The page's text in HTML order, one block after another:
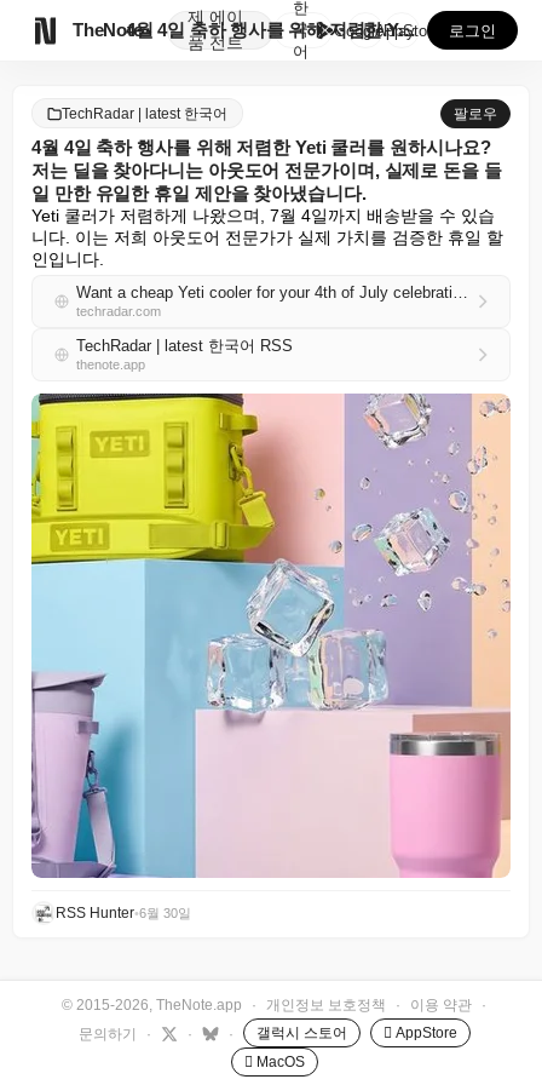
TheNote
제
품
에이
전트
4월 4일 축하 행사를 위해 저렴한 Yeti 쿨러를 원...
한
국
어
GooglePlay
AppStore 로그인
TechRadar | latest 한국어 팔로우
4월 4일 축하 행사를 위해 저렴한 Yeti 쿨러를 원하시나요?
저는 딜을 찾아다니는 아웃도어 전문가이며, 실제로 돈을 들
일 만한 유일한 휴일 제안을 찾아냈습니다.
Yeti 쿨러가 저렴하게 나왔으며, 7월 4일까지 배송받을 수 있습
니다. 이는 저희 아웃도어 전문가가 실제 가치를 검증한 휴일 할
인입니다.
Want a cheap Yeti cooler for your 4th of July celebrations? I'm a deal-hunting outdoor expert, and I've tracked down the only holiday offers actually worth your money
techradar.com
TechRadar | latest 한국어 RSS
thenote.app
RSS Hunter•6월 30일
© 2015-2026, TheNote.app · 개인정보 보호정책 · 이용 약관
·
문의하기
· · · 갤럭시 스토어
 AppStore
 MacOS